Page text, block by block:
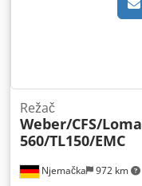
Njemačka 972 km
Režač
Weber/CFS/Loma
560/TL150/EMC